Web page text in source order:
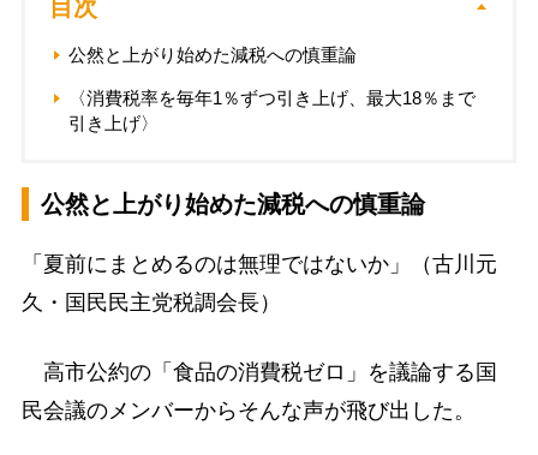
目次
公然と上がり始めた減税への慎重論
〈消費税率を毎年1％ずつ引き上げ、最大18％まで
引き上げ〉
公然と上がり始めた減税への慎重論
「夏前にまとめるのは無理ではないか」（古川元
久・国民民主党税調会長）
高市公約の「食品の消費税ゼロ」を議論する国
民会議のメンバーからそんな声が飛び出した。